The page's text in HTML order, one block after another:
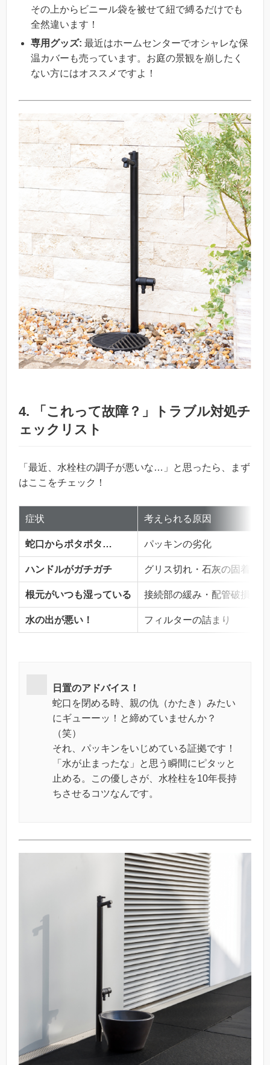
その上からビニール袋を被せて紐で縛るだけでも
全然違います！
専用グッズ: 最近はホームセンターでオシャレな保
温カバーも売っています。お庭の景観を崩したく
ない方にはオススメですよ！
4. 「これって故障？」トラブル対処チ
ェックリスト
「最近、水栓柱の調子が悪いな…」と思ったら、まず
はここをチェック！
症状 考えられる原因
蛇口からポタポタ… パッキンの劣化
ハンドルがガチガチ グリス切れ・石灰の固着
根元がいつも湿っている 接続部の緩み・配管破損
水の出が悪い！ フィルターの詰まり
日置のアドバイス！
蛇口を閉める時、親の仇（かたき）みたい
にギューーッ！と締めていませんか？
（笑）
それ、パッキンをいじめている証拠です！
「水が止まったな」と思う瞬間にピタッと
止める。この優しさが、水栓柱を10年長持
ちさせるコツなんです。